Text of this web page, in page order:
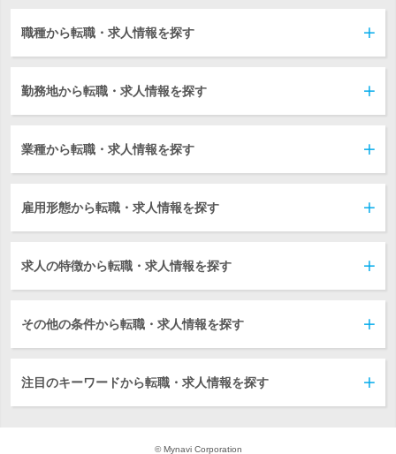
職種から転職・求人情報を探す
勤務地から転職・求人情報を探す
業種から転職・求人情報を探す
雇用形態から転職・求人情報を探す
求人の特徴から転職・求人情報を探す
その他の条件から転職・求人情報を探す
注目のキーワードから転職・求人情報を探す
© Mynavi Corporation